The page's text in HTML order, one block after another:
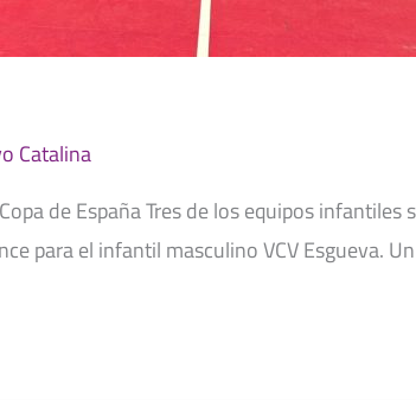
Catalina
de España Tres de los equipos
para el infantil masculino VCV Esgueva.